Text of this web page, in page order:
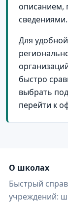
поселок Дубовка
поселок
поселок
поселок
Белёв
Венёв
поселок
поселок
Липки
поселок
описанием,
сведениями.
Для
быстро
выбрать
перейти к
О школах
Быстрый
учреждений: